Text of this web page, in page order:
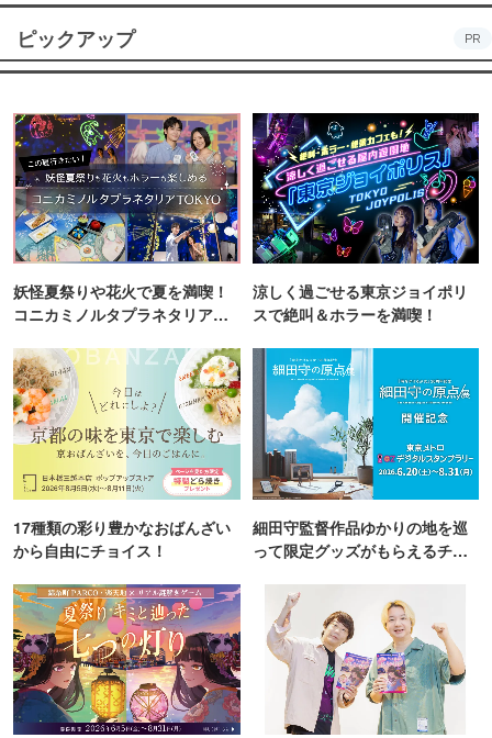
ピックアップ PR
妖怪夏祭りや花火で夏を満喫！
コニカミノルタプラネタリア
涼しく過ごせる東京ジョイポリ
スで絶叫＆ホラーを満喫！
17種類の彩り豊かなおばんざい
から自由にチョイス！
細田守監督作品ゆかりの地を巡
って限定グッズがもらえるチャ